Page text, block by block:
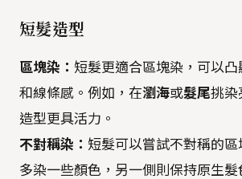
短髮造型
區塊染： 短髮更適合區塊染，可以
和線條感。例如，在瀏海或髮尾挑染
造型更具活力。
不對稱染： 短髮可以嘗試不對稱的區
多染一些顏色，另一側則保持原生